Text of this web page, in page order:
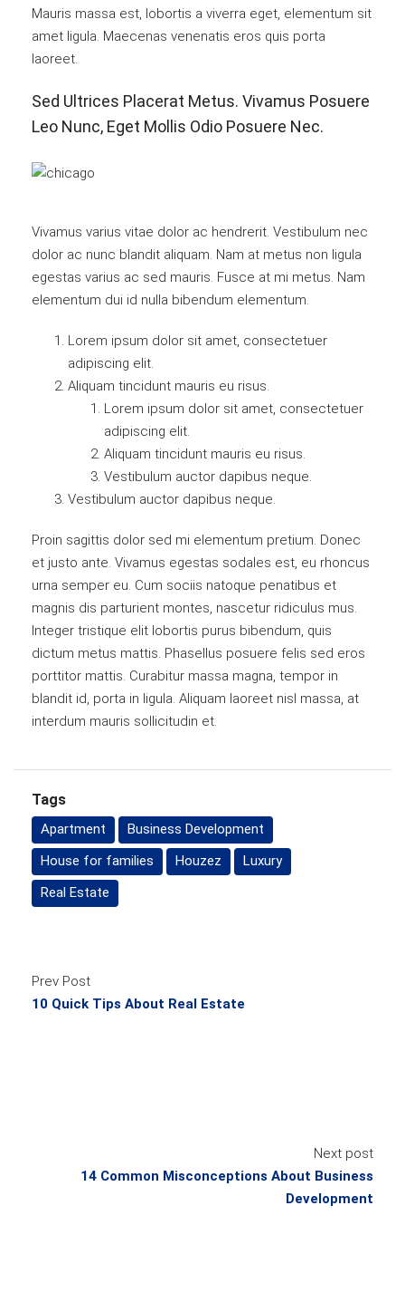
Mauris massa est, lobortis a viverra eget, elementum sit
amet ligula. Maecenas venenatis eros quis porta
laoreet.
Sed Ultrices Placerat Metus. Vivamus Posuere
Leo Nunc, Eget Mollis Odio Posuere Nec.
Vivamus varius vitae dolor ac hendrerit. Vestibulum nec
dolor ac nunc blandit aliquam. Nam at metus non ligula
egestas varius ac sed mauris. Fusce at mi metus. Nam
elementum dui id nulla bibendum elementum.
Lorem ipsum dolor sit amet, consectetuer
adipiscing elit.
Aliquam tincidunt mauris eu risus.
Lorem ipsum dolor sit amet, consectetuer
adipiscing elit.
Aliquam tincidunt mauris eu risus.
Vestibulum auctor dapibus neque.
Vestibulum auctor dapibus neque.
Proin sagittis dolor sed mi elementum pretium. Donec
et justo ante. Vivamus egestas sodales est, eu rhoncus
urna semper eu. Cum sociis natoque penatibus et
magnis dis parturient montes, nascetur ridiculus mus.
Integer tristique elit lobortis purus bibendum, quis
dictum metus mattis. Phasellus posuere felis sed eros
porttitor mattis. Curabitur massa magna, tempor in
blandit id, porta in ligula. Aliquam laoreet nisl massa, at
interdum mauris sollicitudin et.
Tags
Apartment
Business Development
House for families
Houzez
Luxury
Real Estate
Prev Post
10 Quick Tips About Real Estate
Next post
14 Common Misconceptions About Business
Development